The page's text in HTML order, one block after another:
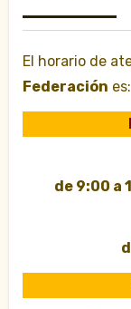
El horario de
Federación es:
de 9:00 a